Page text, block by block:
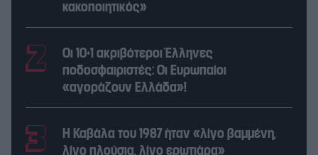
κακοποιητικός»
Οι 10+1 ακριβότεροι Έλληνες
ποδοσφαιριστές: Οι Ευρωπαίοι
«αγοράζουν Ελλάδα»!
Η Καβάλα του 1987 ήταν «λίγο βαμμένη,
λίγο πλούσια, λίγο ερωτιάρα»